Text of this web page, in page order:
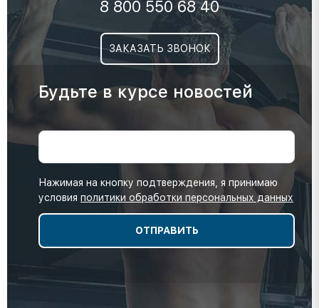
8 800 550 68 40
ЗАКАЗАТЬ ЗВОНОК
Будьте в курсе новостей
Нажимая на кнопку подтверждения, я принимаю
условия политики обработки персональных данных